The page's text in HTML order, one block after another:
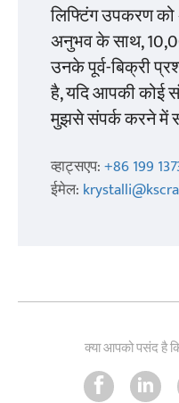
लिफ्टिंग उपकरण
अनुभव के साथ,
उनके पूर्व-बिक्री
है, यदि आपकी कोई
मुझसे संपर्क करने में
व्हाट्सएप:+86 199
ईमेल:
क्या आपको पसंद है